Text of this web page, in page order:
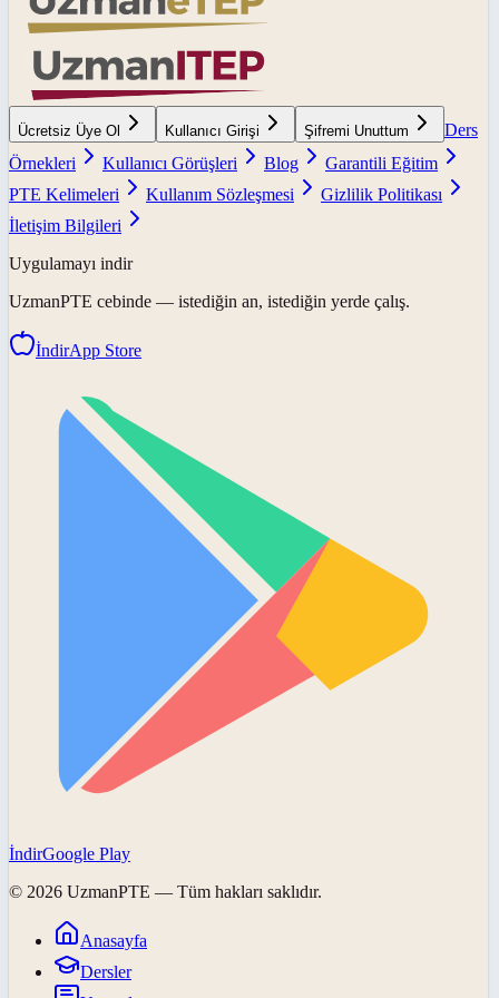
Ücretsiz Üye Ol Kullanıcı Girişi Şifremi Unuttum
Ders
Örnekleri
Kullanıcı Görüşleri Blog
Garantili Eğitim
PTE Kelimeleri
Kullanım Sözleşmesi
Gizlilik Politikası
İletişim Bilgileri
Uygulamayı indir
UzmanPTE cebinde — istediğin an, istediğin yerde çalış.
İndirApp Store
İndirGoogle Play
© 2026 UzmanPTE — Tüm hakları saklıdır.
Anasayfa
Dersler